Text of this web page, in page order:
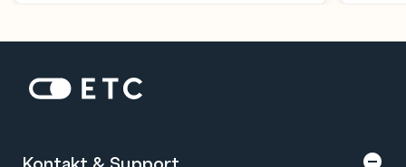
Startseite: ETC
Kontakt & Support